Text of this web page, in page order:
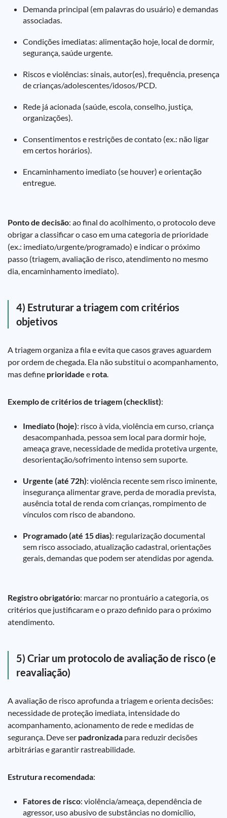
Demanda principal (em palavras do usuário) e demandas
associadas.
Condições imediatas: alimentação hoje, local de dormir,
segurança, saúde urgente.
Riscos e violências: sinais, autor(es), frequência, presença
de crianças/adolescentes/idosos/PCD.
Rede já acionada (saúde, escola, conselho, justiça,
organizações).
Consentimentos e restrições de contato (ex.: não ligar
em certos horários).
Encaminhamento imediato (se houver) e orientação
entregue.
Ponto de decisão: ao final do acolhimento, o protocolo deve
obrigar a classificar o caso em uma categoria de prioridade
(ex.: imediato/urgente/programado) e indicar o próximo
passo (triagem, avaliação de risco, atendimento no mesmo
dia, encaminhamento imediato).
4) Estruturar a triagem com critérios
objetivos
A triagem organiza a fila e evita que casos graves aguardem
por ordem de chegada. Ela não substitui o acompanhamento,
mas define prioridade e rota.
Exemplo de critérios de triagem (checklist):
Imediato (hoje): risco à vida, violência em curso, criança
desacompanhada, pessoa sem local para dormir hoje,
ameaça grave, necessidade de medida protetiva urgente,
desorientação/sofrimento intenso sem suporte.
Urgente (até 72h): violência recente sem risco iminente,
insegurança alimentar grave, perda de moradia prevista,
ausência total de renda com crianças, rompimento de
vínculos com risco de abandono.
Programado (até 15 dias): regularização documental
sem risco associado, atualização cadastral, orientações
gerais, demandas que podem ser atendidas por agenda.
Registro obrigatório: marcar no prontuário a categoria, os
critérios que justificaram e o prazo definido para o próximo
atendimento.
5) Criar um protocolo de avaliação de risco (e
reavaliação)
A avaliação de risco aprofunda a triagem e orienta decisões:
necessidade de proteção imediata, intensidade do
acompanhamento, acionamento de rede e medidas de
segurança. Deve ser padronizada para reduzir decisões
arbitrárias e garantir rastreabilidade.
Estrutura recomendada:
Fatores de risco: violência/ameaça, dependência de
agressor, uso abusivo de substâncias no domicílio,